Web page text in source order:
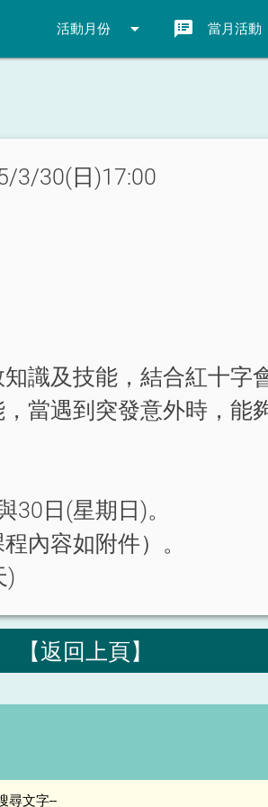
活動月份 arrow_drop_down 當月活動
speaker_notes
3/30(日)17:00
識及技能，結合紅十字
當遇到突發意外時，能
30日(星期日)。
內容如附件）。
)
【返回上頁】
尋文字--